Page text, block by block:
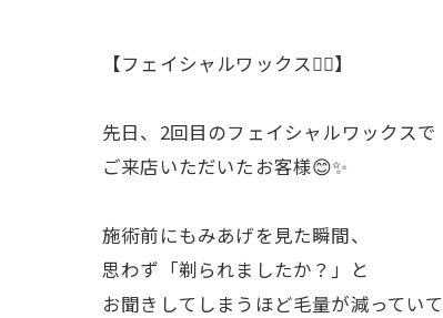
【フェイシャルワックス💆‍♀️】
先日、2回目のフェイシャルワックスで
ご来店いただいたお客様😊✨
施術前にもみあげを見た瞬間、
思わず「剃られましたか？」と
お聞きしてしまうほど毛量が減っていて